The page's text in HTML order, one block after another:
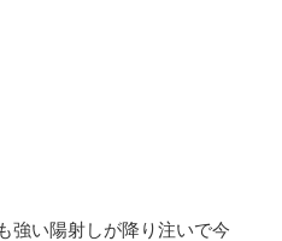
強い陽射しが降り注いで今